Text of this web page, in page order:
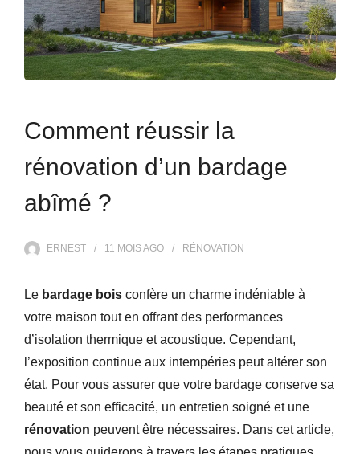
Comment réussir la
rénovation d’un bardage
abîmé ?
ERNEST 11 MOISAGO RÉNOVATION
Le bardage bois confère un charme indéniable à
votre maison tout en offrant des performances
d’isolation thermique et acoustique. Cependant,
l’exposition continue aux intempéries peut altérer son
état. Pour vous assurer que votre bardage conserve sa
beauté et son efficacité, un entretien soigné et une
rénovation peuvent être nécessaires. Dans cet article,